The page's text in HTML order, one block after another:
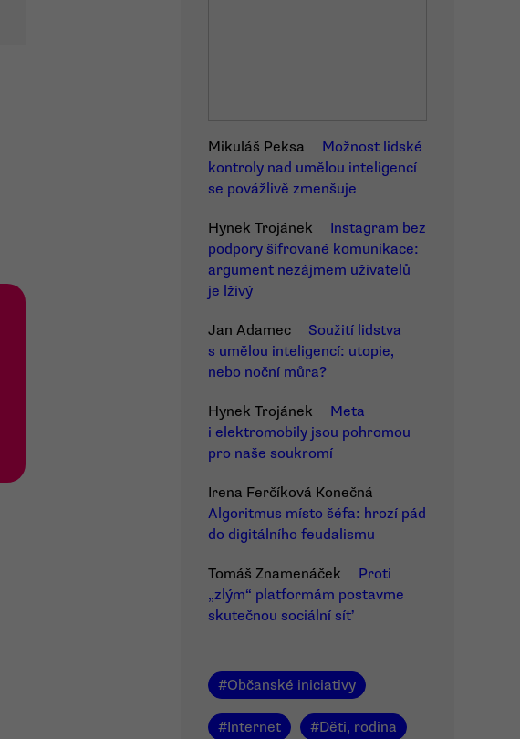
Mikuláš Peksa
Možnost lidské
kontroly nad umělou inteligencí
se povážlivě zmenšuje
Hynek Trojánek
Instagram bez
podpory šifrované komunikace:
argument nezájmem uživatelů
je lživý
Jan Adamec
Soužití lidstva
s umělou inteligencí: utopie,
nebo noční můra?
Hynek Trojánek
Meta
i elektromobily jsou pohromou
pro naše soukromí
Irena Ferčíková Konečná
Algoritmus místo šéfa: hrozí pád
do digitálního feudalismu
Tomáš Znamenáček
Proti
„zlým“ platformám postavme
skutečnou sociální síť
#Občanské iniciativy
#Internet #Děti, rodina